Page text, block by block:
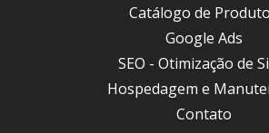
Catálogo de
Google Ads
SEO - Otimização de
Hospedagem e
Contato